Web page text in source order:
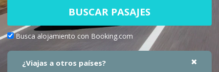
BUSCAR PASAJES
Busca alojamiento con Booking.com
¿Viajas a otros países?